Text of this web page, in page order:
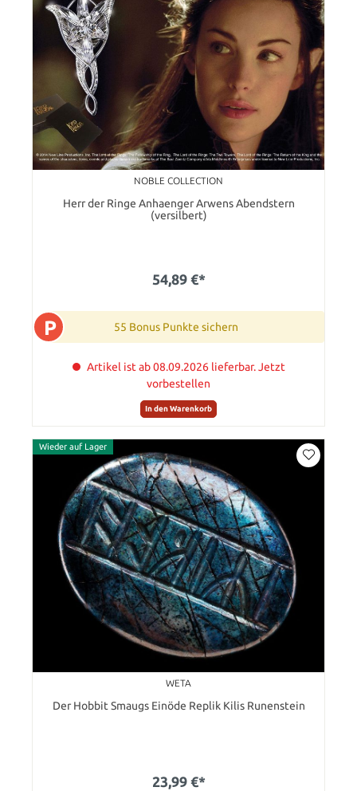
NOBLE COLLECTION
Herr der Ringe Anhaenger Arwens Abendstern
(versilbert)
54,89 €*
P 55 Bonus Punkte sichern
Artikel ist ab 08.09.2026 lieferbar. Jetzt
vorbestellen
In den Warenkorb
Wieder auf Lager
WETA
Der Hobbit Smaugs Einöde Replik Kilis Runenstein
23,99 €*